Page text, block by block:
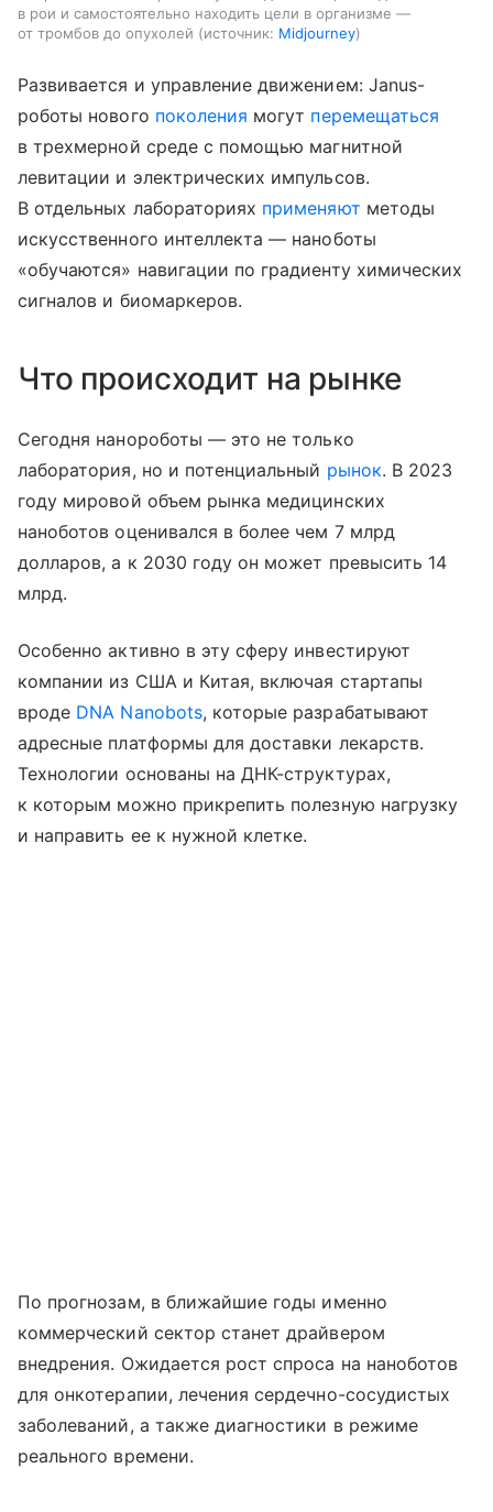
в рои и самостоятельно находить цели в организме —
от тромбов до опухолей
источник: Midjourney
Развивается и управление движением: Janus-
роботы нового поколения могут перемещаться
в трехмерной среде с помощью магнитной
левитации и электрических импульсов.
В отдельных лабораториях применяют методы
искусственного интеллекта — наноботы
«обучаются» навигации по градиенту химических
сигналов и биомаркеров.
Что происходит на рынке
Сегодня нанороботы — это не только
лаборатория, но и потенциальный рынок. В 2023
году мировой объем рынка медицинских
наноботов оценивался в более чем 7 млрд
долларов, а к 2030 году он может превысить 14
млрд.
Особенно активно в эту сферу инвестируют
компании из США и Китая, включая стартапы
вроде DNA Nanobots, которые разрабатывают
адресные платформы для доставки лекарств.
Технологии основаны на ДНК-структурах,
к которым можно прикрепить полезную нагрузку
и направить ее к нужной клетке.
По прогнозам, в ближайшие годы именно
коммерческий сектор станет драйвером
внедрения. Ожидается рост спроса на наноботов
для онкотерапии, лечения сердечно-сосудистых
заболеваний, а также диагностики в режиме
реального времени.